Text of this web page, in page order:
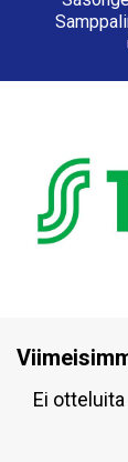
Ei otteluita